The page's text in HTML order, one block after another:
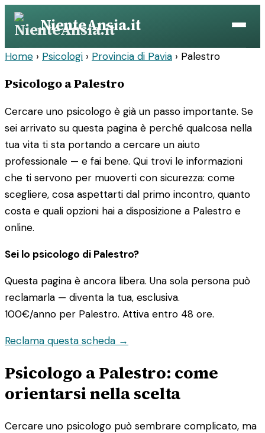
Vai
contenuto
NienteAnsia.it
Home › Psicologi › Provincia di Pavia › Palestro
Psicologo a Palestro
Cercare uno psicologo è già un passo importante. Se
sei arrivato su questa pagina è perché qualcosa nella
tua vita ti sta portando a cercare un aiuto
professionale — e fai bene. Qui trovi le informazioni
che ti servono per muoverti con sicurezza: come
scegliere, cosa aspettarti dal primo incontro, quanto
costa e quali opzioni hai a disposizione a Palestro e
online.
Sei lo psicologo di Palestro?
Questa pagina è ancora libera. Una sola persona può
reclamarla — diventa la tua, esclusiva.
100€/anno per Palestro. Attiva entro 48 ore.
Reclama questa scheda →
Psicologo a Palestro: come
orientarsi nella scelta
Cercare uno psicologo può sembrare complicato, ma